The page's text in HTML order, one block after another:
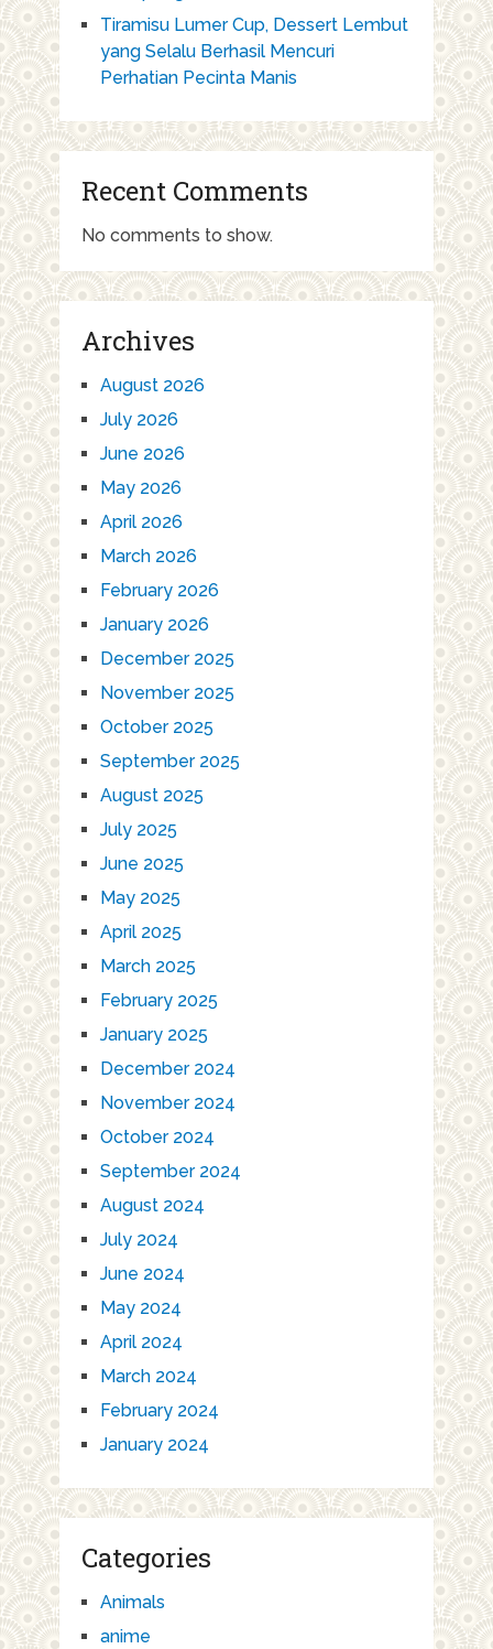
Tiramisu Lumer Cup, Dessert Lembut
yang Selalu Berhasil Mencuri
Perhatian Pecinta Manis
Recent Comments
No comments to show.
Archives
August 2026
July 2026
June 2026
May 2026
April 2026
March 2026
February 2026
January 2026
December 2025
November 2025
October 2025
September 2025
August 2025
July 2025
June 2025
May 2025
April 2025
March 2025
February 2025
January 2025
December 2024
November 2024
October 2024
September 2024
August 2024
July 2024
June 2024
May 2024
April 2024
March 2024
February 2024
January 2024
Categories
Animals
anime